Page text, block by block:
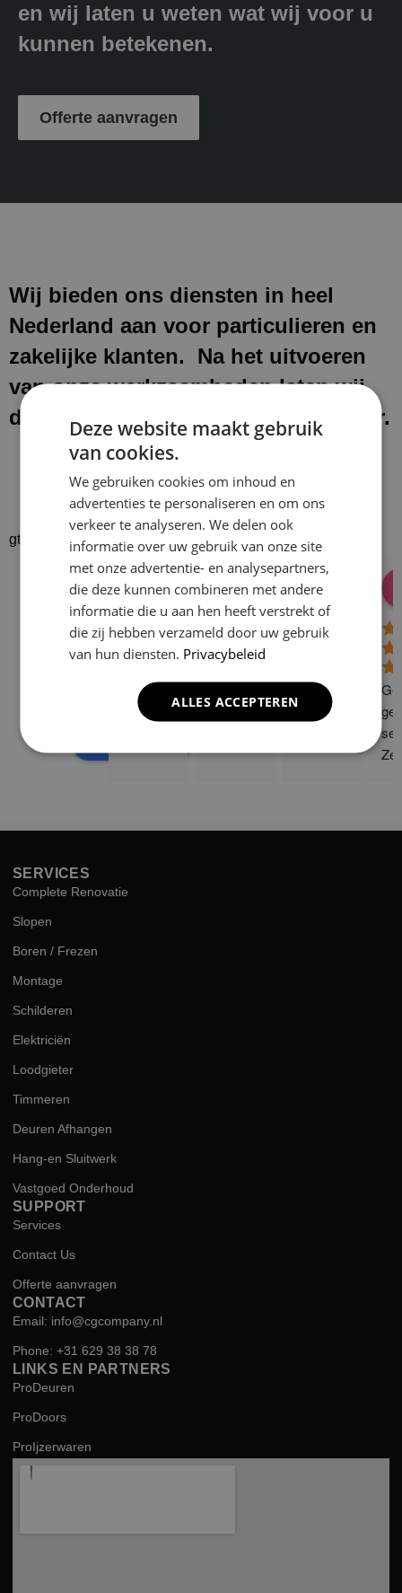
en wij laten u weten wat wij voor u
kunnen betekenen.
Offerte aanvragen
Wij bieden ons diensten in heel
Nederland aan voor particulieren en
zakelijke klanten. Na het uitvoeren
van onze werkzaamheden laten wij
de werkplek schoon en netjes achter.
gtrspvjgtroijvghtrs
Klusbedrijf CG
Company
4.9
powered by gle
Donald Vossen
08:28 17 Dec 24
Lisa Vlok
06:41 08 Oct 24 10:58 31
ge
SERVICES
Complete Renovatie
Slopen
Boren / Frezen
Montage
Schilderen
Elektriciën
Loodgieter
Timmeren
Deuren Afhangen
Hang-en Sluitwerk
Vastgoed Onderhoud
SUPPORT
Services
Contact Us
Offerte aanvragen
CONTACT
Email: info@cgcompany.nl
Phone: +31 629 38 38 78
LINKS EN PARTNERS
ProDeuren
ProDoors
ProIjzerwaren
Deze website maakt gebruik
van cookies.
We gebruiken cookies om inhoud en
advertenties te personaliseren en om ons
verkeer te analyseren. We delen ook
informatie over uw gebruik van onze site
met onze advertentie- en analysepartners,
die deze kunnen combineren met andere
informatie die u aan hen heeft verstrekt of
die zij hebben verzameld door uw gebruik
van hun diensten. Privacybeleid
ALLES ACCEPTEREN